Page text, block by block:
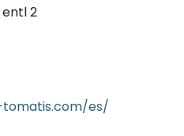
entl 2
es/